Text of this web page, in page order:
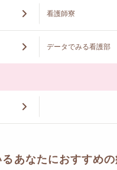
看護師寮
データでみる看護部
あなたにおすすめ